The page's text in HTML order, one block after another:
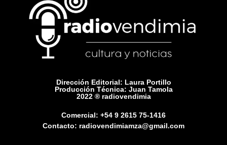
Dirección Editorial: Laura Portillo
Producción Técnica: Juan Tamola
2022 ® radiovendimia
Comercial: +54 9 2615 75-1416
Contacto: radiovendimiamza@gmail.com